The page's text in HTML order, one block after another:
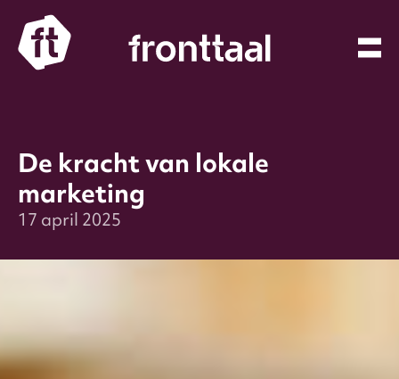
Spring naar inhoud
De kracht van lokale
marketing
17 april 2025